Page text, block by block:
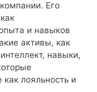
Его
и навыков
активы, как
навыки,
как лояльность и